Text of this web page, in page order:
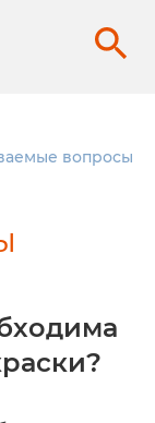
вопросы